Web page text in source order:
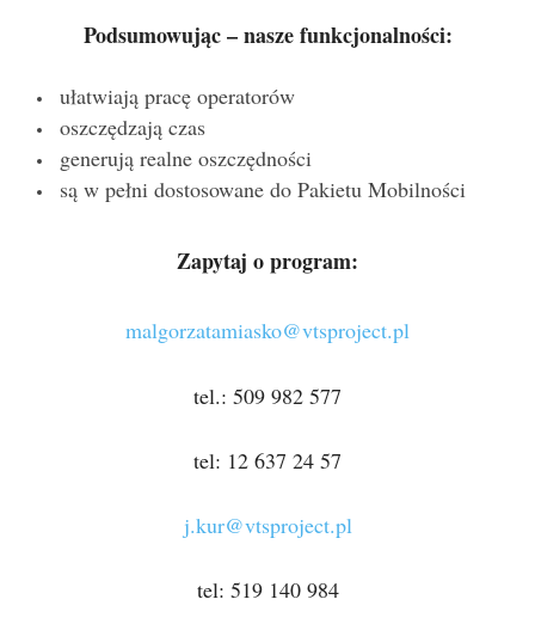
Podsumowując – nasze funkcjonalności:
ułatwiają pracę operatorów
oszczędzają czas
generują realne oszczędności
są w pełni dostosowane do Pakietu Mobilności
Zapytaj o program:
malgorzatamiasko@vtsproject.pl
tel.: 509 982 577
tel: 12 637 24 57
j.kur@vtsproject.pl
tel: 519 140 984